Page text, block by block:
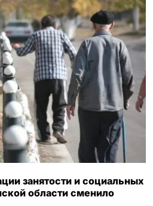
занятости и социальных
области сменило